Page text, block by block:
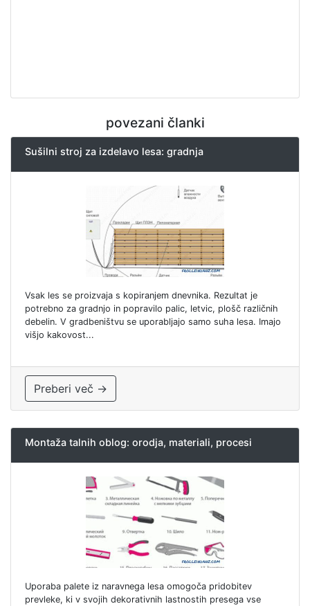
povezani članki
Sušilni stroj za izdelavo lesa: gradnja
Vsak les se proizvaja s kopiranjem dnevnika. Rezultat je
potrebno za gradnjo in popravilo palic, letvic, plošč različnih
debelin. V gradbeništvu se uporabljajo samo suha lesa. Imajo
višjo kakovost...
Preberi več →
Montaža talnih oblog: orodja, materiali, procesi
Uporaba palete iz naravnega lesa omogoča pridobitev
prevleke, ki v svojih dekorativnih lastnostih presega vse